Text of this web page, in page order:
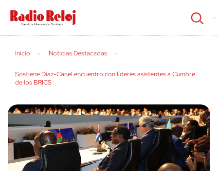
cerrar
Inicio Noticias Destacadas
Sostiene Díaz-Canel encuentro con líderes asistentes a Cumbre
de los BRICS